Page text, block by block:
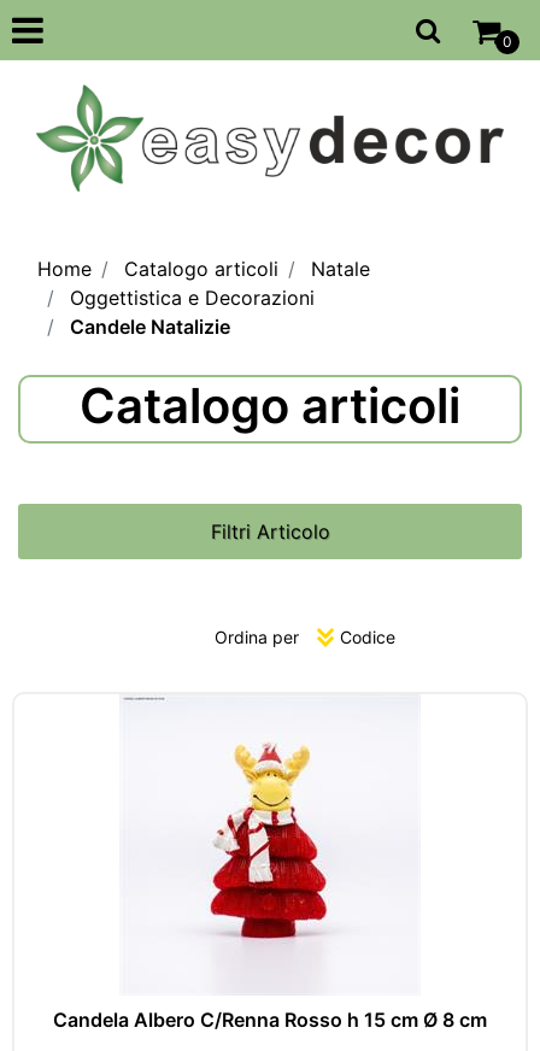
Open
0
Home Catalogo articoli
Natale
Oggettistica e Decorazioni
Candele Natalizie
Catalogo articoli
Filtri Articolo
Ordina per
Candela Albero C/Renna Rosso h 15 cm Ø 8 cm